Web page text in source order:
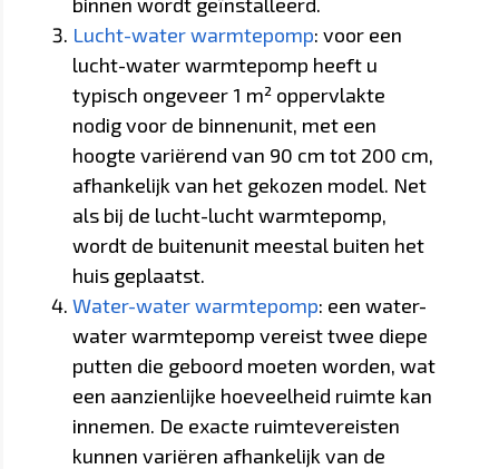
Lucht-water warmtepomp: voor een
lucht-water warmtepomp heeft u
typisch ongeveer 1 m² oppervlakte
nodig voor de binnenunit, met een
hoogte variërend van 90 cm tot 200 cm,
afhankelijk van het gekozen model. Net
als bij de lucht-lucht warmtepomp,
wordt de buitenunit meestal buiten het
huis geplaatst.
Water-water warmtepomp: een water-
water warmtepomp vereist twee diepe
putten die geboord moeten worden, wat
een aanzienlijke hoeveelheid ruimte kan
innemen. De exacte ruimtevereisten
kunnen variëren afhankelijk van de